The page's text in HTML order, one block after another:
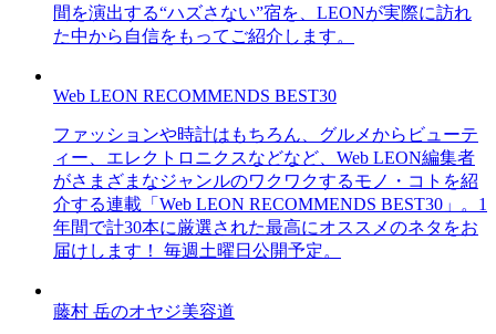
間を演出する“ハズさない”宿を、LEONが実際に訪れ
た中から自信をもってご紹介します。
Web LEON RECOMMENDS BEST30
ファッションや時計はもちろん、グルメからビューテ
ィー、エレクトロニクスなどなど、Web LEON編集者
がさまざまなジャンルのワクワクするモノ・コトを紹
介する連載「Web LEON RECOMMENDS BEST30」。1
年間で計30本に厳選された最高にオススメのネタをお
届けします！ 毎週土曜日公開予定。
藤村 岳のオヤジ美容道